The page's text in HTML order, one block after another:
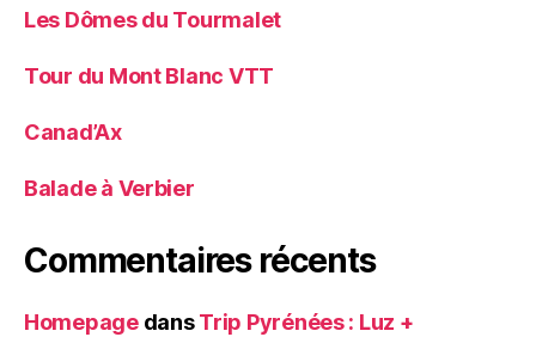
Les Dômes du Tourmalet
Tour du Mont Blanc VTT
Canad’Ax
Balade à Verbier
Commentaires récents
HomepagedansTrip Pyrénées : Luz +